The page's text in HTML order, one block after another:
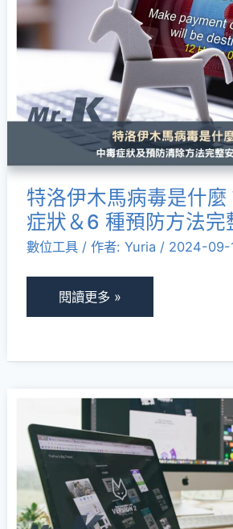
自
體！
特洛伊木馬病毒是什
症狀＆6 種預防方法完
數位工具/ 作者: Yuria / 2024-09-
木
病
毒
什
麼？
木
馬
毒
症
預
方
閱讀更多 »
Mac
複
製
上